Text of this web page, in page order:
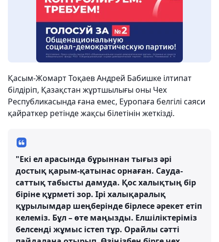
Қасым-Жомарт Тоқаев Андрей Бабишке ілтипат
білдіріп, Қазақстан жұртшылығы оны Чех
Республикасында ғана емес, Еуропаға белгілі саяси
қайраткер ретінде жақсы білетінін жеткізді.
"Екі ел арасында бұрыннан тығыз әрі
достық қарым-қатынас орнаған. Сауда-
саттық табысты дамуда. Қос халықтың бір
біріне құрметі зор. Ірі халықаралық
құрылымдар шеңберінде бірлесе әрекет етіп
келеміз. Бұл – өте маңызды. Елшіліктеріміз
белсенді жұмыс істеп тұр. Орайлы сәтті